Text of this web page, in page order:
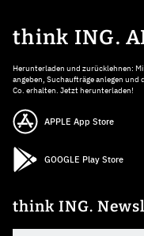
think ING.
Herunterladen und zurücklehnen:
angeben, Suchaufträge anlegen
Co. erhalten. Jetzt herunterladen!
APPLE App Store
GOOGLE Play Store
think ING.